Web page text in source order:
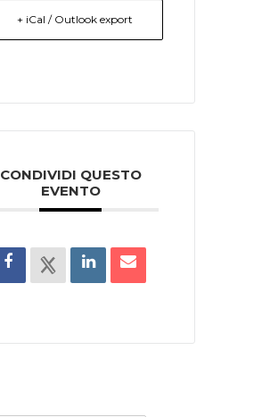
+ iCal / Outlook export
CONDIVIDI QUESTO
EVENTO